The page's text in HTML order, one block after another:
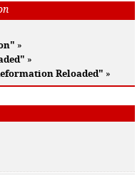
»
»
Reloaded" »